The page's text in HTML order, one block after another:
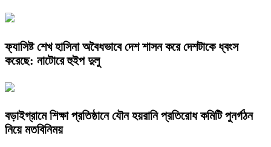
ফ্যাসিষ্ট শেখ হাসিনা অবৈধভাবে দেশ শাসন করে দেশটাকে ধ্বংস
করেছে: নাটোরে হুইপ দুলু
বড়াইগ্রামে শিক্ষা প্রতিষ্ঠানে যৌন হয়রানি প্রতিরোধ কমিটি পুনর্গঠন
নিয়ে মতবিনিময়